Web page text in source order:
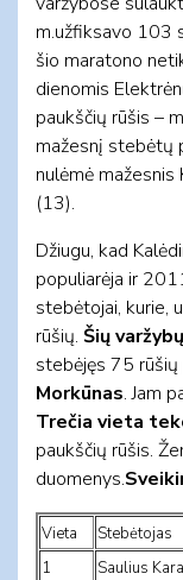
m.užfiksavo 103
šio maratono
dienomis
paukščių rūšis –
mažesnį stebėtų
nulėmė
(13).
Džiugu, kad
populiarėja ir
stebėtojai, kurie,
rūšių. Šių
stebėjęs 75 rūšių
Morkūnas. Jam
Trečia vieta
paukščių rūšis.
duomenys.
Vieta Stebėtojas
1
Saulius